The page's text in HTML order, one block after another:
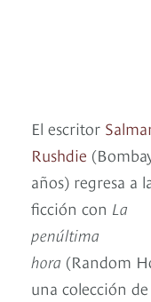
El escritor
Rushdie
años) regresa a
ficción con La
penúltima
hora (Random
una colección